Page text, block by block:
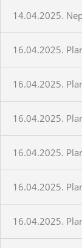
14.04.2025.
16.04.2025.
16.04.2025.
16.04.2025.
16.04.2025.
16.04.2025.
16.04.2025.